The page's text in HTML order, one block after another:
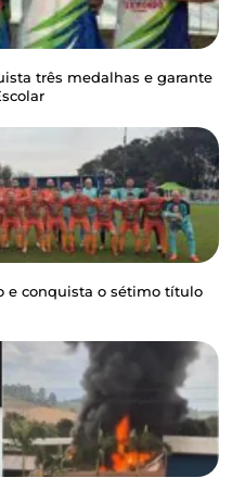
três medalhas e garante
e conquista o sétimo título